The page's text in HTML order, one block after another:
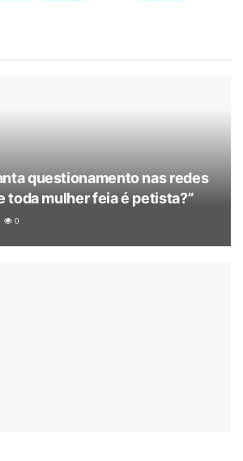
questionamento nas redes
toda mulher feia é petista?”
0